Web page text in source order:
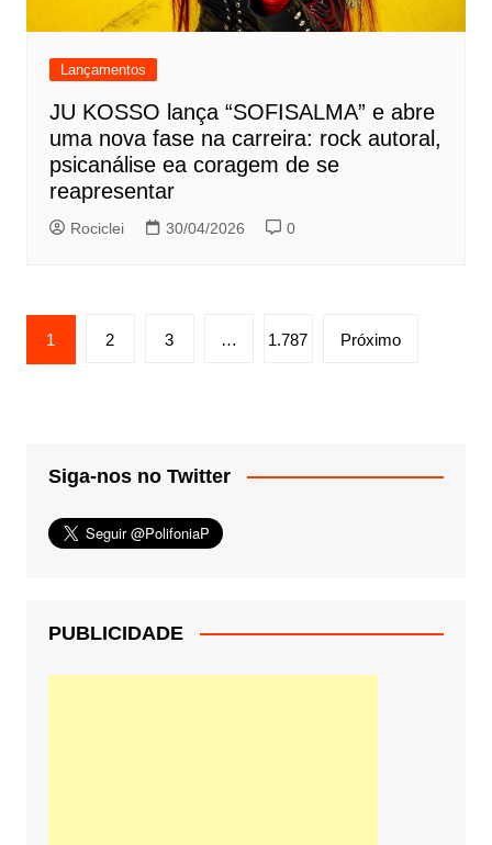
Lançamentos
JU KOSSO lança “SOFISALMA” e abre
uma nova fase na carreira: rock autoral,
psicanálise ea coragem de se
reapresentar
Rociclei 30/04/2026 0
Paginação
de
1 2 3 … 1.787 Próximo
Siga-nos no Twitter
PUBLICIDADE